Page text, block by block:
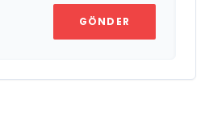
GÖNDER